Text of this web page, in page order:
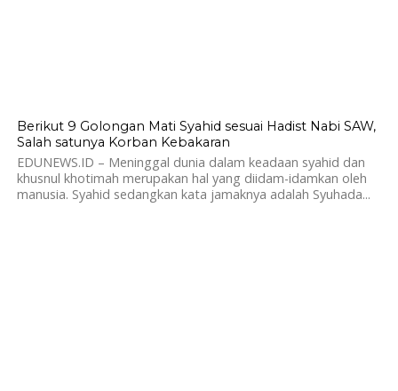
984
Berikut 9 Golongan Mati Syahid sesuai Hadist Nabi SAW,
Salah satunya Korban Kebakaran
EDUNEWS.ID – Meninggal dunia dalam keadaan syahid dan
khusnul khotimah merupakan hal yang diidam-idamkan oleh
manusia. Syahid sedangkan kata jamaknya adalah Syuhada...